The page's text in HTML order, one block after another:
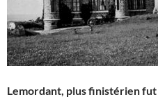
Lemordant, plus finistérien